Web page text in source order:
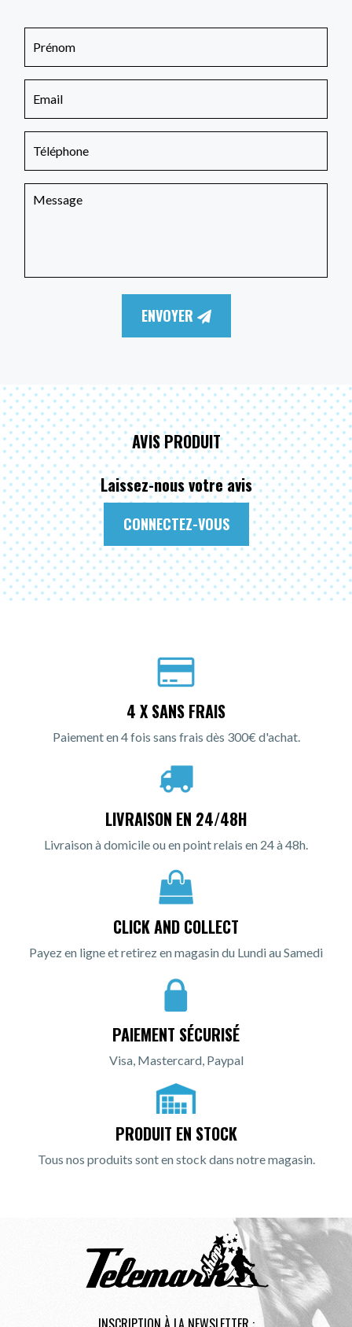
ENVOYER
AVIS PRODUIT
Laissez-nous votre avis
CONNECTEZ-VOUS
4 X SANS FRAIS
Paiement en 4 fois sans frais dès 300€ d'achat.
LIVRAISON EN 24/48H
Livraison à domicile ou en point relais en 24 à 48h.
CLICK AND COLLECT
Payez en ligne et retirez en magasin du Lundi au Samedi
PAIEMENT SÉCURISÉ
Visa, Mastercard, Paypal
PRODUIT EN STOCK
Tous nos produits sont en stock dans notre magasin.